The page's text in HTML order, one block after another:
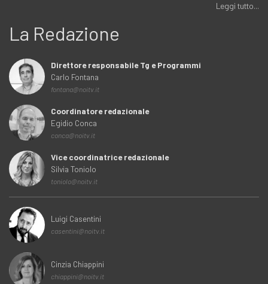
Leggi tutto...
La Redazione
Direttore responsabile Tg e Programmi
Carlo Fontana
fontana@noitv.it
Coordinatore redazionale
Egidio Conca
conca@noitv.it
Vice coordinatrice redazionale
Silvia Toniolo
toniolo@noitv.it
Luigi Casentini
casentini@noitv.it
Cinzia Chiappini
chiappini@noitv.it